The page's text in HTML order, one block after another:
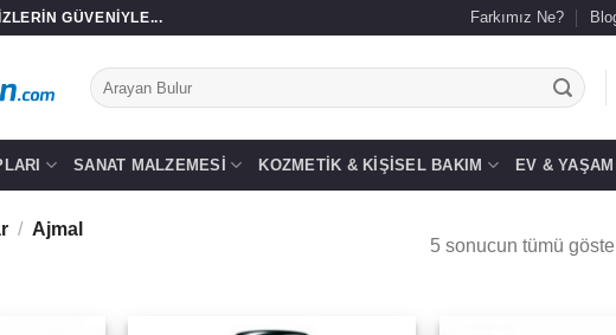
GÜVENIYLE... Farkımız Ne?
Ara:
SANAT MALZEMESI KOZMETIK & KIŞISEL BAKIM EV & YAŞAM
/ Ajmal
5 sonucun tümü